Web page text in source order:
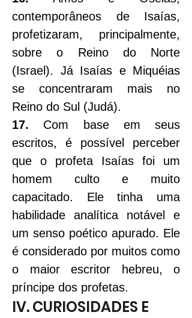
contemporâneos de Isaías,
profetizaram, principalmente,
sobre o Reino do Norte
(Israel). Já Isaías e Miquéias
se concentraram mais no
Reino do Sul (Judá).
17. Com base em seus
escritos, é possível perceber
que o profeta Isaías foi um
homem culto e muito
capacitado. Ele tinha uma
habilidade analítica notável e
um senso poético apurado. Ele
é considerado por muitos como
o maior escritor hebreu, o
príncipe dos profetas.
IV. CURIOSIDADES E